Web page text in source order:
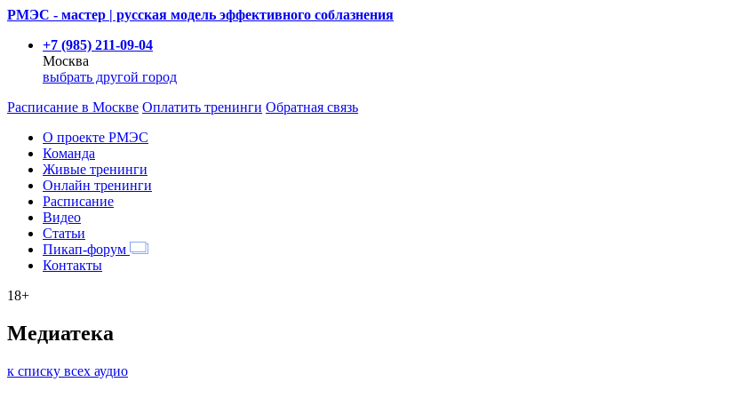
РМЭС - мастер | русская модель эффективного соблазнения
+7 (985) 211-09-04
Москва
выбрать другой город
Расписание в Москве Оплатить тренинги Обратная связь
О проекте РМЭС
Команда
Живые тренинги
Онлайн тренинги
Расписание
Видео
Статьи
Пикап-форум
Контакты
18+
Медиатека
к списку всех аудио